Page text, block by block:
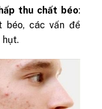
thu chất béo:
các vấn đề
hụt.